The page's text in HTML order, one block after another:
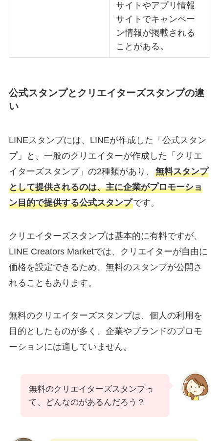
サイトやアプリ情報
サイトでキャンペー
ン情報が掲載される
ことがある。
公式スタンプとクリエイターズスタンプの違
い
LINEスタンプには、LINEが作成した「公式スタン
プ」と、一般のクリエイターが作成した「クリエ
イターズスタンプ」の2種類があり、 無料スタンプ
として提供されるのは、主に企業がプロモーショ
ン目的で提供する公式スタンプです。
クリエイターズスタンプは基本的に有料ですが、
LINE Creators Marketでは、クリエイターが自由に
価格を設定できるため、無料のスタンプが公開さ
れることもあります。
無料のクリエイターズスタンプは、個人の利用を
目的としたものが多く、企業やブランドのプロモ
ーションには適していません。
無料のクリエイターズスタンプっ
て、どんなのがあるんだろう？